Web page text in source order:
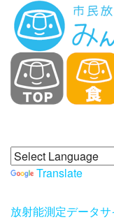
Translate
放射能測定データ